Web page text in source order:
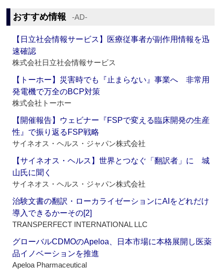
おすすめ情報 ‐AD‐
【日立社会情報サービス】医療従事者が副作用情報を迅
速確認
株式会社日立社会情報サービス
【トーホー】災害時でも『止まらない』事業へ 非常用
発電機で万全のBCP対策
株式会社トーホー
【開催報告】ウェビナー『FSPで変える臨床開発の生産
性』で振り返るFSP戦略
サイネオス・ヘルス・ジャパン株式会社
【サイネオス・ヘルス】世界とつなぐ「翻訳者」に 城
山氏に聞く
サイネオス・ヘルス・ジャパン株式会社
治験文書の翻訳・ローカライゼーションにAIをどれだけ
導入できるかーその[2]
TRANSPERFECT INTERNATIONAL LLC
グローバルCDMOのApeloa、日本市場に本格展開し医薬
品イノベーションを推進
Apeloa Pharmaceutical